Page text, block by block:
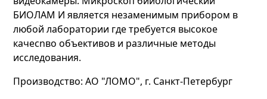
БИОЛАМ И является незаменимым прибором в
любой лаборатории где требуется высокое
качесnво объективов и различные методы
исследования.
Производство: АО "ЛОМО", г. Санкт-Петербург